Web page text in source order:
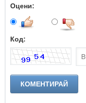
Оцени:
Код: